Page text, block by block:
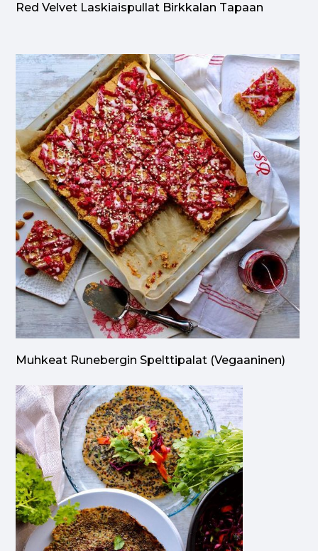
Red Velvet Laskiaispullat Birkkalan Tapaan
Muhkeat Runebergin Spelttipalat (vegaaninen)